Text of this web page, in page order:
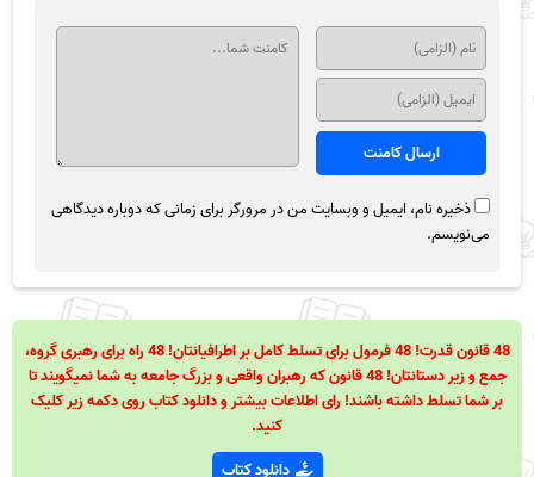
ذخیره نام، ایمیل و وبسایت من در مرورگر برای زمانی که دوباره دیدگاهی
می‌نویسم.
48 قانون قدرت! 48 فرمول برای تسلط کامل بر اطرافیانتان! 48 راه برای رهبری گروه،
جمع و زیر دستانتان! 48 قانون که رهبران واقعی و بزرگ جامعه به شما نمیگویند تا
بر شما تسلط داشته باشند! رای اطلاعات بیشتر و دانلود کتاب روی دکمه زیر کلیک
کنید.
دانلود کتاب